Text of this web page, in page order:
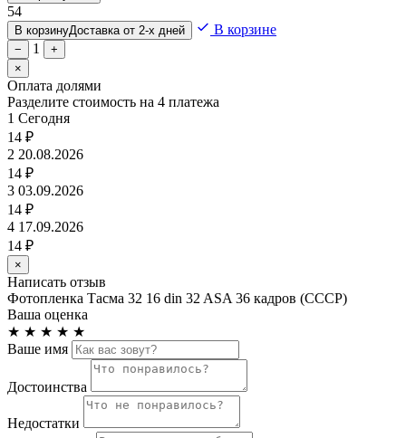
54
В корзинуДоставка от 2-х дней В корзине
− 1
+
×
Оплата долями
Разделите стоимость на 4 платежа
1 Сегодня
14 ₽
2 20.08.2026
14 ₽
3 03.09.2026
14 ₽
4 17.09.2026
14 ₽
×
Написать отзыв
Фотопленка Тасма 32 16 din 32 ASA 36 кадров (СССР)
Ваша оценка
★ ★ ★ ★ ★
Ваше имя
Достоинства
Недостатки